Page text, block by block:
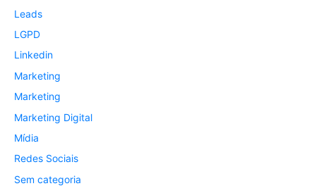
Leads
LGPD
Linkedin
Marketing
Marketing
Marketing Digital
Mídia
Redes Sociais
Sem categoria